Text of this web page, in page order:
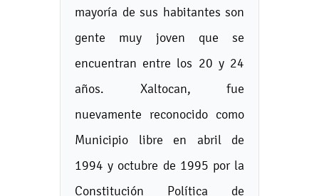
mayoría de sus habitantes son
gente muy joven que se
encuentran entre los 20 y 24
años. Xaltocan, fue
nuevamente reconocido como
Municipio libre en abril de
1994 y octubre de 1995 por la
Constitución Política de